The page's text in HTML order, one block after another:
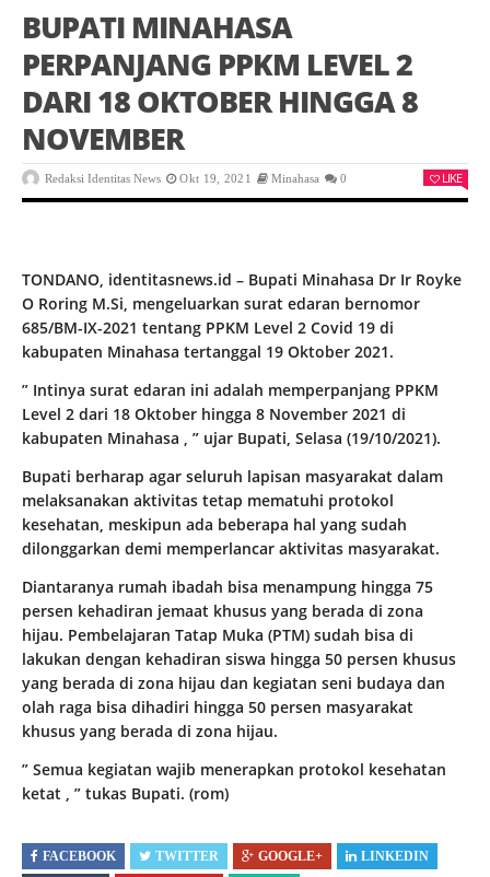
BUPATI MINAHASA
PERPANJANG PPKM LEVEL 2
DARI 18 OKTOBER HINGGA 8
NOVEMBER
Redaksi Identitas News Okt 19, 2021 Minahasa 0 LIKE
TONDANO, identitasnews.id – Bupati Minahasa Dr Ir Royke
O Roring M.Si, mengeluarkan surat edaran bernomor
685/BM-IX-2021 tentang PPKM Level 2 Covid 19 di
kabupaten Minahasa tertanggal 19 Oktober 2021.
” Intinya surat edaran ini adalah memperpanjang PPKM
Level 2 dari 18 Oktober hingga 8 November 2021 di
kabupaten Minahasa , ” ujar Bupati, Selasa (19/10/2021).
Bupati berharap agar seluruh lapisan masyarakat dalam
melaksanakan aktivitas tetap mematuhi protokol
kesehatan, meskipun ada beberapa hal yang sudah
dilonggarkan demi memperlancar aktivitas masyarakat.
Diantaranya rumah ibadah bisa menampung hingga 75
persen kehadiran jemaat khusus yang berada di zona
hijau. Pembelajaran Tatap Muka (PTM) sudah bisa di
lakukan dengan kehadiran siswa hingga 50 persen khusus
yang berada di zona hijau dan kegiatan seni budaya dan
olah raga bisa dihadiri hingga 50 persen masyarakat
khusus yang berada di zona hijau.
” Semua kegiatan wajib menerapkan protokol kesehatan
ketat , ” tukas Bupati. (rom)
FACEBOOK TWITTER GOOGLE+
LINKEDIN